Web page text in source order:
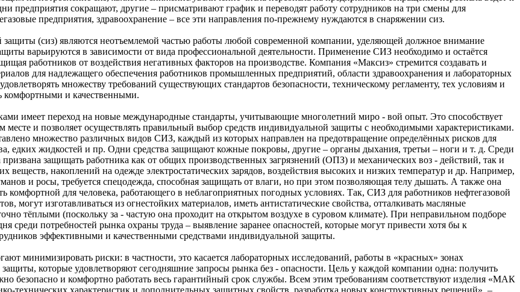
предприятия сокращают, другие – присматривают график и переводят работу сотрудников на три смены для
предприятия, здравоохранение – все эти направления по-прежнему нуждаются в снаряжении сиз.
защиты (сиз) являются неотъемлемой частью работы любой современной компании, уделяющей должное внимание
варьируются в зависимости от вида профессиональной деятельности. Применение СИЗ необходимо и остаётся
работников от воздействия негативных факторов на производстве. Компания «Максиз» стремится создавать и
для надлежащего обеспечения работников промышленных предприятий, области здравоохранения и лабораторных
множеству требований существующих стандартов безопасности, техническому регламенту, тех условиям и
комфортными и качественными.
имеет переход на новые международные стандарты, учитывающие многолетний миро - вой опыт. Это способствует
и позволяет осуществлять правильный выбор средств индивидуальной защиты с необходимыми характеристиками.
множество различных видов СИЗ, каждый из которых направлен на предотвращение определённых рисков для
едких жидкостей и пр. Одни средства защищают кожные покровы, другие – органы дыхания, третьи – ноги и т. д. Среди
защищать работника как от общих производственных загрязнений (ОПЗ) и механических воз - действий, так и
веществ, накоплений на одежде электростатических зарядов, воздействия высоких и низких температур и др. Например,
и росы, требуется спецодежда, способная защищать от влаги, но при этом позволяющая телу дышать. А также она
для человека, работающего в неблагоприятных погодных условиях. Так, СИЗ для работников нефтегазовой
могут изготавливаться из огнестойких материалов, иметь антистатические свойства, отталкивать масляные
тёплыми (поскольку за - частую она проходит на открытом воздухе в суровом климате). При неправильном подборе
среди потребностей рынка охраны труда – выявление заранее опасностей, которые могут привести хотя бы к
эффективными и качественными средствами индивидуальной защиты.
минимизировать риски: в частности, это касается лабораторных исследований, работы в «красных» зонах
которые удовлетворяют сегодняшние запросы рынка без - опасности. Цель у каждой компании одна: получить
безопасно и комфортно работать весь гарантийный срок службы. Всем этим требованиям соответствуют изделия «МАК
технических характеристик и дополнительных защитных свойств, разработка новых конструктивных решений», –